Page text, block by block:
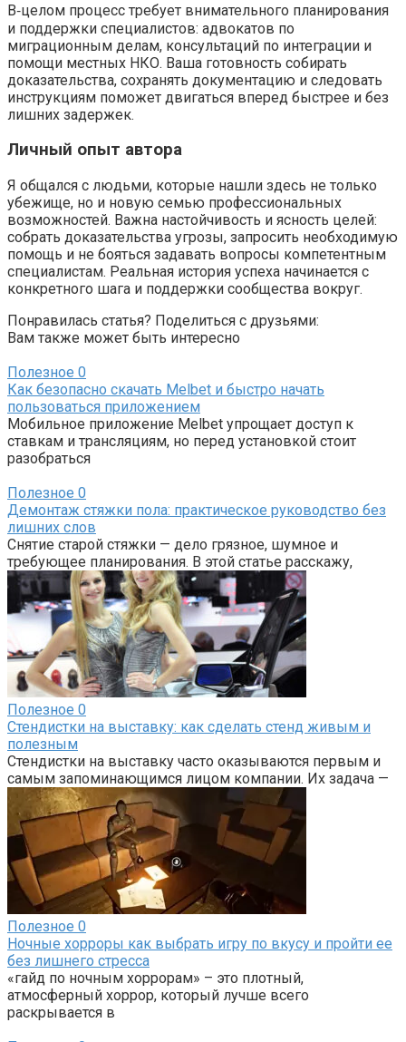
В‑целом процесс требует внимательного планирования
и поддержки специалистов: адвокатов по
миграционным делам, консультаций по интеграции и
помощи местных НКО. Ваша готовность собирать
доказательства, сохранять документацию и следовать
инструкциям поможет двигаться вперед быстрее и без
лишних задержек.
Личный опыт автора
Я общался с людьми, которые нашли здесь не только
убежище, но и новую семью профессиональных
возможностей. Важна настойчивость и ясность целей:
собрать доказательства угрозы, запросить необходимую
помощь и не бояться задавать вопросы компетентным
специалистам. Реальная история успеха начинается с
конкретного шага и поддержки сообщества вокруг.
Понравилась статья? Поделиться с друзьями:
Вам также может быть интересно
Полезное 0
Как безопасно скачать Melbet и быстро начать
пользоваться приложением
Мобильное приложение Melbet упрощает доступ к
ставкам и трансляциям, но перед установкой стоит
разобраться
Полезное 0
Демонтаж стяжки пола: практическое руководство без
лишних слов
Снятие старой стяжки — дело грязное, шумное и
требующее планирования. В этой статье расскажу,
Полезное 0
Стендистки на выставку: как сделать стенд живым и
полезным
Стендистки на выставку часто оказываются первым и
самым запоминающимся лицом компании. Их задача —
Полезное 0
Ночные хорроры как выбрать игру по вкусу и пройти ее
без лишнего стресса
«гайд по ночным хоррорам» – это плотный,
атмосферный хоррор, который лучше всего
раскрывается в